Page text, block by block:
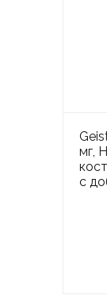
мг,
с